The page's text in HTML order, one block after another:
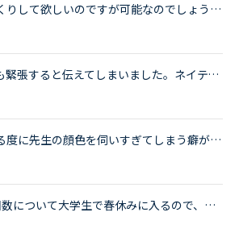
カランの進みをゆっくりして欲しいのですが可能なのでしょうか？あと、カランの復習の仕方がよく分かりません。今、カランを受けています。途中、中断もありましたが最近再開しました。ステージ２から始めて、今...
先生との授業はとても緊張すると伝えてしまいました。ネイティブキャンプに参加して半年以上が経ちますが、選ぶ先生は基本的に同性且つ同じアジア人であるフィリピン人男性です。というのも白人の先生、特に白人...
私は、レッスンをする度に先生の顔色を伺いすぎてしまう癖があります。お気に入りの先生(何十回と話した先生)でも、いつもより笑顔が少ないな、何かあったのかな、と考えすぎてしまってたった26分でさえもすごく...
カランを1日に行う回数について大学生で春休みに入るので、ひたすらレッスンを受けようと思っているのですが、現在カランを主に受講しています。時間に空きがある時でも、復習を入れながらなので1回目を開けたら...